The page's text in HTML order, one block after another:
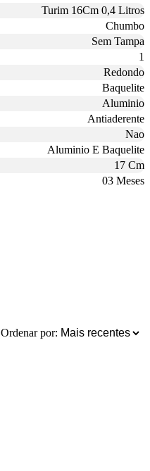
Turim 16Cm 0,4 Litros
Chumbo
Sem Tampa
1
Redondo
Baquelite
Aluminio
Antiaderente
Nao
Aluminio E Baquelite
17 Cm
03 Meses
Ordenar por: